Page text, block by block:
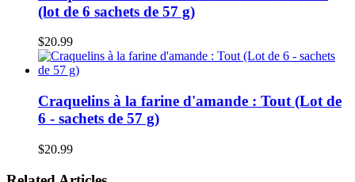
(lot de 6 sachets de 57 g)
$20.99
Craquelins à la farine d'amande : Tout (Lot de
6 - sachets de 57 g)
$20.99